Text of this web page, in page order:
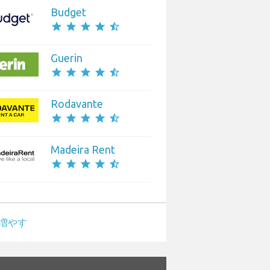
Budget
star star star star star_half
Guerin
star star star star star_half
Rodavante
star star star star star_half
Madeira Rent
star star star star star_half
やす